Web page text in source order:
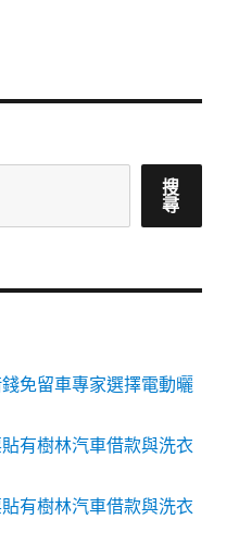
搜
尋
免留車專家選擇電動曬
有樹林汽車借款與洗衣
有樹林汽車借款與洗衣